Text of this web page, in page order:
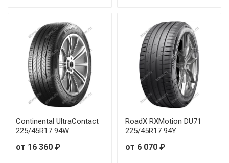
Continental UltraContact
225/45R17 94W
от 16 360 ₽
RoadX RXMotion DU71
225/45R17 94Y
от 6 070 ₽